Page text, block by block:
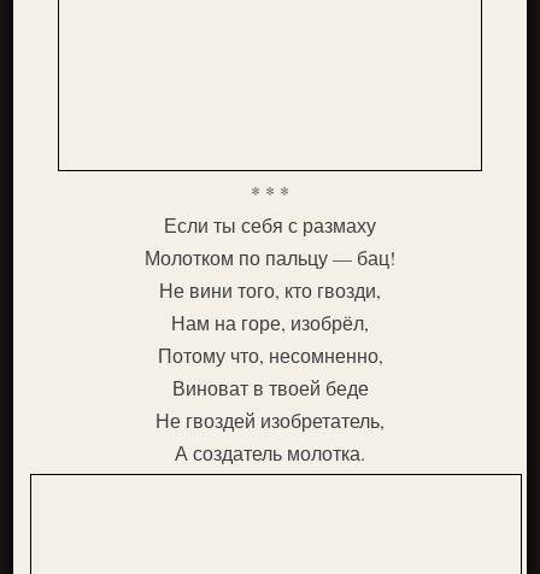
* * *
Если ты себя с размаху
Молотком по пальцу — бац!
Не вини того, кто гвозди,
Нам на горе, изобрёл,
Потому что, несомненно,
Виноват в твоей беде
Не гвоздей изобретатель,
А создатель молотка.